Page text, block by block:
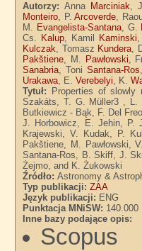
Autorzy:Anna Marciniak,
Monteiro, P.Arcoverde,
M. Evangelista-Santana, G.
Cs. Kalup, Kamil Kaminski
Kulczak, Tomasz Kundera,
Pakštiene, M. Pawłowski,
Sanabria, ToniSantana-Ros
Urakawa, E.Verebelyi, K.
Tytuł:
Properties of slowly
Szakáts, T. G. Müller3 , L.
Butkiewicz - Bąk, F. Del
J. Horbowicz, E. Jehin, P.
Krajewski, V. Kudak, P.
Pakštiene, M. Pawłowski,
Santana-Ros, B. Skiff, J.
Żejmo, and K. Żukowski
Źródło:Astronomy &
Typ publikacji:ZAA
Język publikacji: ENG
Punktacja MNiSW: 140.000
Inne bazy podające opis:
Scopus